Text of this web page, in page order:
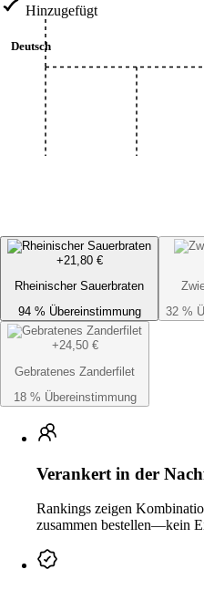
Deutsch
Hinzugefügt
+21,80 €
Rheinischer Sauerbraten
94 % Übereinstimmung
32 %
+24,50 €
Gebratenes Zanderfilet
18 % Übereinstimmung
Verankert in der
Rankings zeigen
zusammen bestellen—kein